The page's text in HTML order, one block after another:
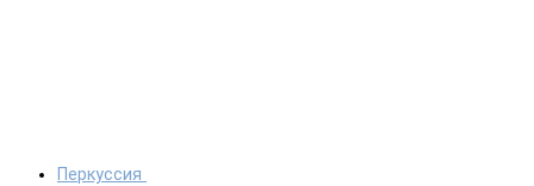
Перкуссия